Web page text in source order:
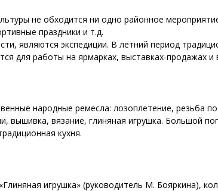
не обходится ни одно районное
праздники и т.д.
являются экспедиции. В летний период
для работы на ярмарках, выставках-продажах и
народные ремесла: лозоплетение, резьба
вышивка, вязание, глиняная игрушка. Большой
кухня.
игрушка» (руководитель М. Бояркина),